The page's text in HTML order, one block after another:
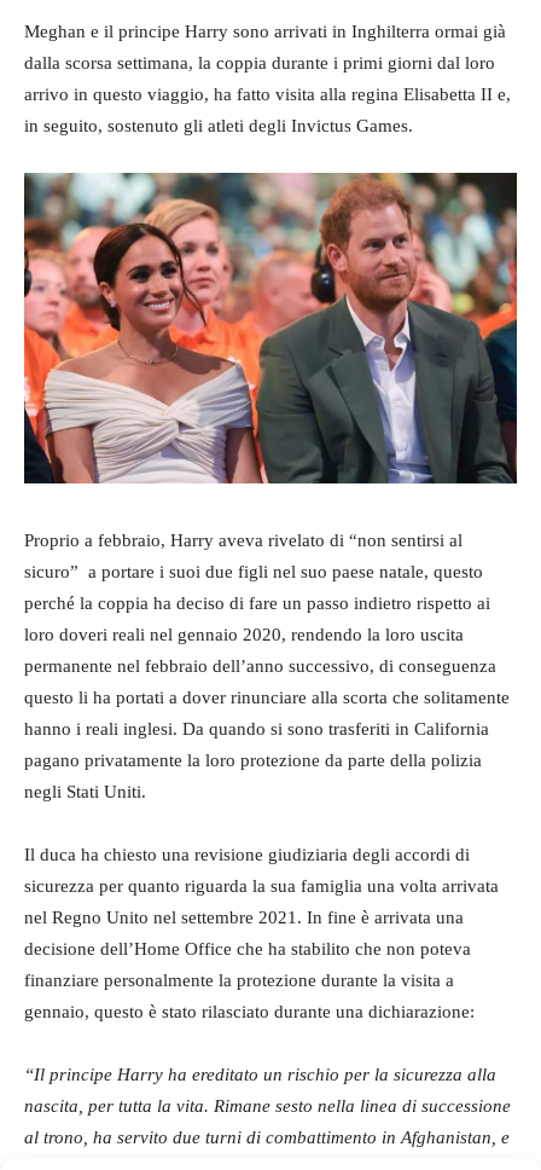
Meghan e il principe Harry sono arrivati in Inghilterra ormai già
dalla scorsa settimana, la coppia durante i primi giorni dal loro
arrivo in questo viaggio, ha fatto visita alla regina Elisabetta II e,
in seguito, sostenuto gli atleti degli Invictus Games.
Proprio a febbraio, Harry aveva rivelato di “non sentirsi al
sicuro” a portare i suoi due figli nel suo paese natale, questo
perché la coppia ha deciso di fare un passo indietro rispetto ai
loro doveri reali nel gennaio 2020, rendendo la loro uscita
permanente nel febbraio dell’anno successivo, di conseguenza
questo li ha portati a dover rinunciare alla scorta che solitamente
hanno i reali inglesi. Da quando si sono trasferiti in California
pagano privatamente la loro protezione da parte della polizia
negli Stati Uniti.
Il duca ha chiesto una revisione giudiziaria degli accordi di
sicurezza per quanto riguarda la sua famiglia una volta arrivata
nel Regno Unito nel settembre 2021. In fine è arrivata una
decisione dell’Home Office che ha stabilito che non poteva
finanziare personalmente la protezione durante la visita a
gennaio, questo è stato rilasciato durante una dichiarazione:
“Il principe Harry ha ereditato un rischio per la sicurezza alla
nascita, per tutta la vita. Rimane sesto nella linea di successione
al trono, ha servito due turni di combattimento in Afghanistan, e